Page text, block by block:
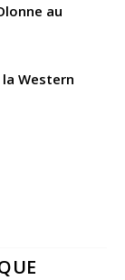
au
Western